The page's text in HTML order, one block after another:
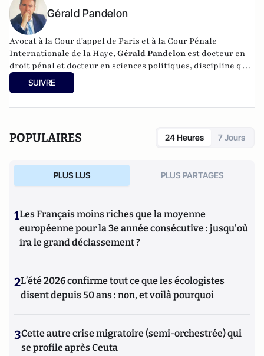
Gérald Pandelon
Avocat à la Cour d'appel de Paris et à la Cour Pénale
Internationale de la Haye, Gérald Pandelon est docteur en
droit pénal et docteur en sciences politiques, discipline qu'il
a enseignée pendant 15 ans. Gérald Pandelon est Président
de l'Association française des professionnels de la justice et
pénale; publié aux éditions Valensin (2015),La face cachée
métier d'avocat en France(PUF, 2017) et
(Max Milo, 2020).
SUIVRE
POPULAIRES 24 Heures 7 Jours
PLUS LUS PLUS PARTAGES
1Les Français moins riches que la moyenne
européenne pour la 3e année consécutive : jusqu'où
ira le grand déclassement ?
2L’été 2026 confirme tout ce que les écologistes
disent depuis 50 ans : non, et voilà pourquoi
3Cette autre crise migratoire (semi-orchestrée) qui
se profile après Ceuta